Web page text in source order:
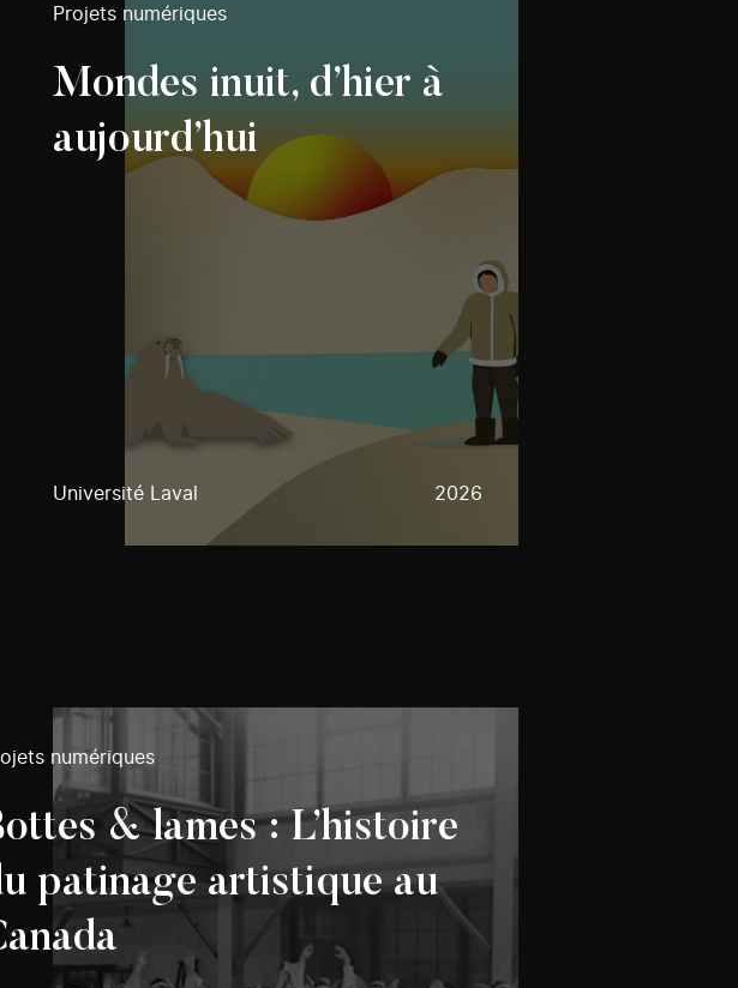
Projets numériques
Mondes inuit, d’hier à
aujourd’hui
Université Laval 2026
numériques
& lames : L’histoire
patinage artistique au